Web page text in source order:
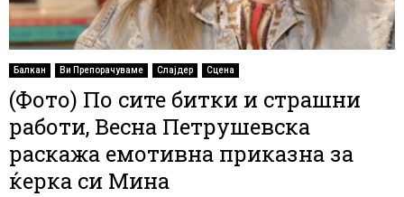
Балкан Ви Препорачуваме Слајдер Сцена
(Фото) По сите битки и страшни
работи, Весна Петрушевска
раскажа емотивна приказна за
ќерка си Мина